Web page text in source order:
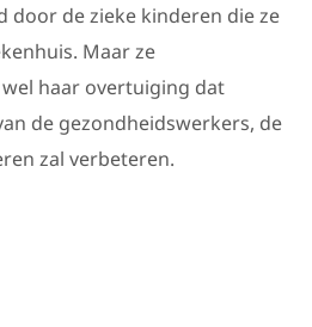
door de zieke kinderen die ze
Maar ze
haar overtuiging dat
de gezondheidswerkers, de
zal verbeteren.